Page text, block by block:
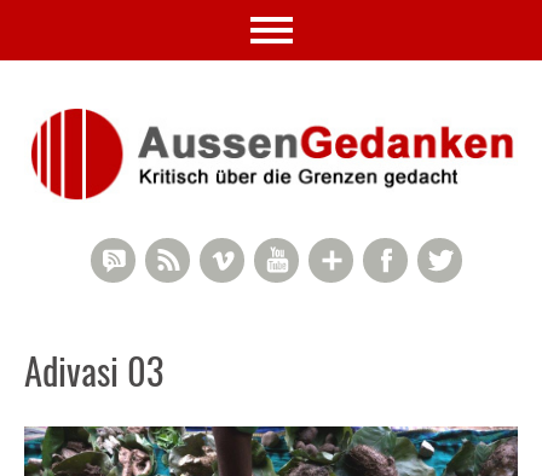
Twitter
Facebook
Google+
YouTube
Vimeo
RSS Feed
RSS Comments
Adivasi 03